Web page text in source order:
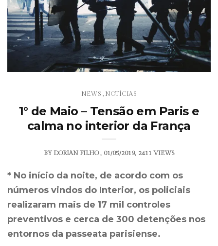
NEWS NOTÍCIAS
1° de Maio – Tensão em Paris e
calma no interior da França
BY DORIAN FILHO 01/05/2019 2411 VIEWS
* No início da noite, de acordo com os
números vindos do Interior, os policiais
realizaram mais de 17 mil controles
preventivos e cerca de 300 detenções nos
entornos da passeata parisiense.